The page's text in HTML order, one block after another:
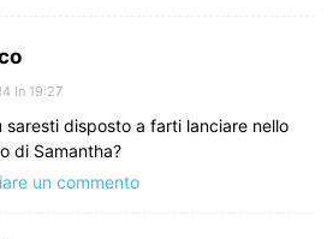
In 19:27
saresti disposto a farti lanciare nello
di Samantha?
un commento